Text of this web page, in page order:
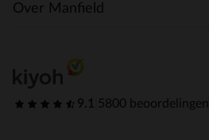
Over Manfield
9.1 5800 beoordelingen